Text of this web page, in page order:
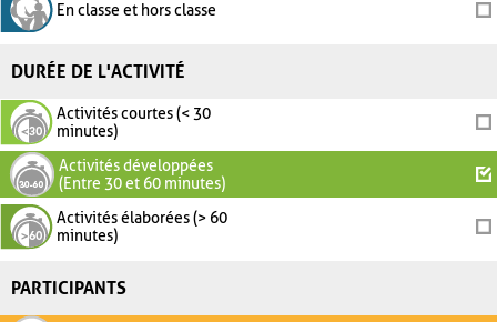
En classe et hors classe
DURÉE DE L'ACTIVITÉ
Activités courtes (< 30
minutes)
Activités développées
(Entre 30 et 60 minutes)
Activités élaborées (> 60
minutes)
PARTICIPANTS